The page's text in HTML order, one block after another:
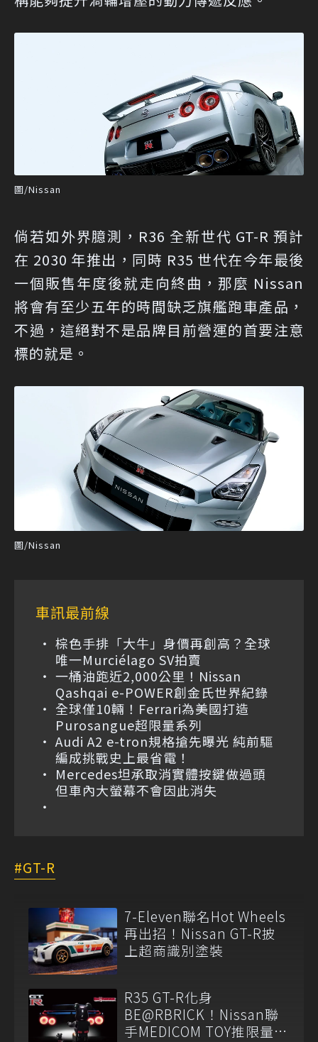
圖/Nissan
倘若如外界臆測，R36 全新世代 GT-R 預計
在 2030 年推出，同時 R35 世代在今年最後
一個販售年度後就走向終曲，那麼 Nissan
將會有至少五年的時間缺乏旗艦跑車產品，
不過，這絕對不是品牌目前營運的首要注意
標的就是。
圖/Nissan
車訊最前線
棕色手排「大牛」身價再創高？全球
唯一Murciélago SV拍賣
一桶油跑近2,000公里！Nissan
Qashqai e-POWER創金氏世界紀錄
全球僅10輛！Ferrari為美國打造
Purosangue超限量系列
Audi A2 e-tron規格搶先曝光 純前驅
編成挑戰史上最省電！
Mercedes坦承取消實體按鍵做過頭
但車內大螢幕不會因此消失
GT-R
7-Eleven聯名Hot Wheels
再出招！Nissan GT-R披
上超商識別塗裝
R35 GT-R化身
BE@RBRICK！Nissan聯
手MEDICOM TOY推限量收